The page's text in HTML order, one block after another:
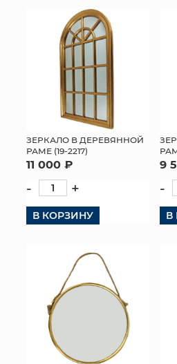
ЗЕРКАЛО В ДЕРЕВЯННОЙ
РАМЕ (19-2217)
11 000 ₽
- +
В КОРЗИНУ
9
-
В